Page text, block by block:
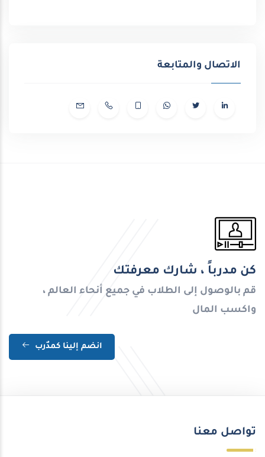
الاتصال والمتابعة
كن مدرباً ، شارك معرفتك
قم بالوصول إلى الطلاب في جميع أنحاء العالم ،
واكسب المال
انضم إلينا كمدٌرب
تواصل معنا